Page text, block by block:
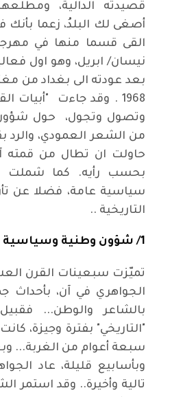
قصيدته الدالية،
أصغى لك البلدُ، زعما بأنك
القى قسما منها في
نيسان/ ابريل، وهو اول
بعد عودته الى بغداد من
1968 . وقد جاءت "أبيات
وتصول وتجول، حول
من الشعر العمودي،
حاولت ان تطال من قمته
بحسب رأيه. كما شملت
سياسية عامة، فضلا عن
التاريخية ..
1/ شؤون وطنية وسياسية
تميّزت سبعينات القرن
الجواهري في آن،
بالشاعر والوطن...
"التاريخي" بفترة وجيزة،
سبعة أعوام من الغربة...
وبأسابيع قليلة، عاد
تالية وأخيرة.. وقد استمر